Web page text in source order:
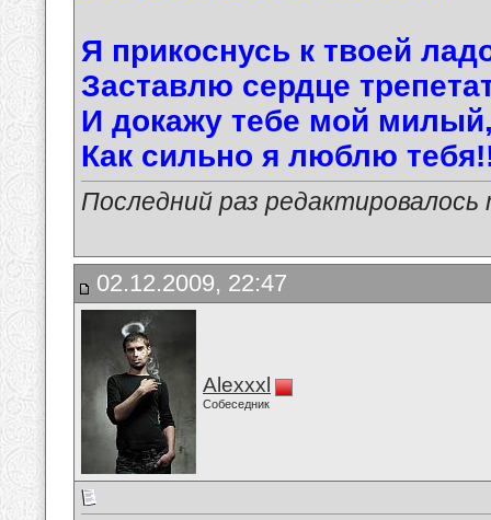
Я прикоснусь к твоей
Заставлю сердце
И докажу тебе мой
Как сильно я люблю
Последний раз
02.12.2009, 22:47
Alexxxl
Собеседник